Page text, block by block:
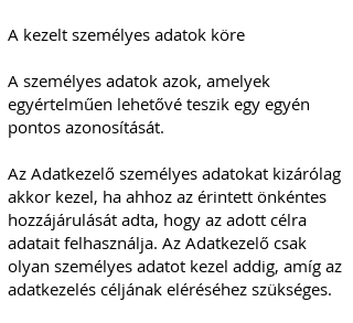
A kezelt személyes adatok köre
A személyes adatok azok, amelyek
egyértelműen lehetővé teszik egy egyén
pontos azonosítását.
Az Adatkezelő személyes adatokat kizárólag
akkor kezel, ha ahhoz az érintett önkéntes
hozzájárulását adta, hogy az adott célra
adatait felhasználja. Az Adatkezelő csak
olyan személyes adatot kezel addig, amíg az
adatkezelés céljának eléréséhez szükséges.